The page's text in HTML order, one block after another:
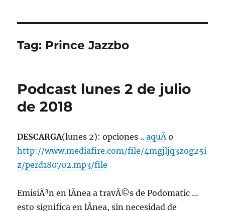
Tag: Prince Jazzbo
Podcast lunes 2 de julio
de 2018
DESCARGA(lunes 2): opciones ..aquÃ­o
http://www.mediafire.com/file/4mgjljq3zog25i
z/perd180702.mp3/file
EmisiÃ³n en lÃ­nea a travÃ©s de Podomatic …
esto significa en lÃ­nea, sin necesidad de